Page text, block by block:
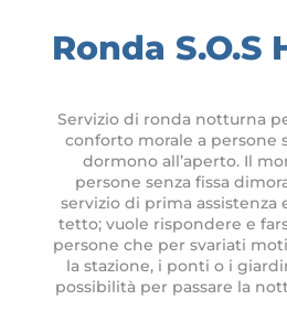
Ronda S.O.S
Servizio di ronda notturna
conforto morale a persone
dormono all’aperto. Il
persone senza fissa
servizio di prima assistenza
tetto; vuole rispondere e
persone che per svariati
la stazione, i ponti o i
possibilità per passare la